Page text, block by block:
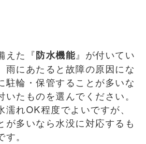
えた『防水機能』が付いてい
雨にあたると故障の原因にな
駐輪・保管することが多いな
いたものを選んでください。
濡れOK程度でよいですが、
が多いなら水没に対応するも
。